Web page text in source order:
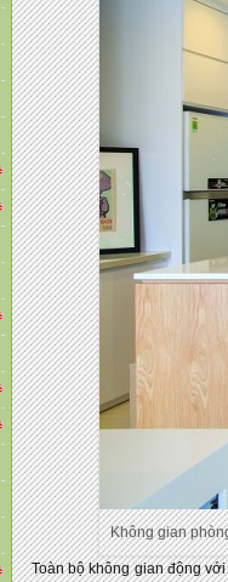
Không gian
Toàn bộ không gian động